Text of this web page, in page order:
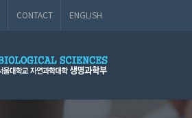
CONTACT ENGLISH